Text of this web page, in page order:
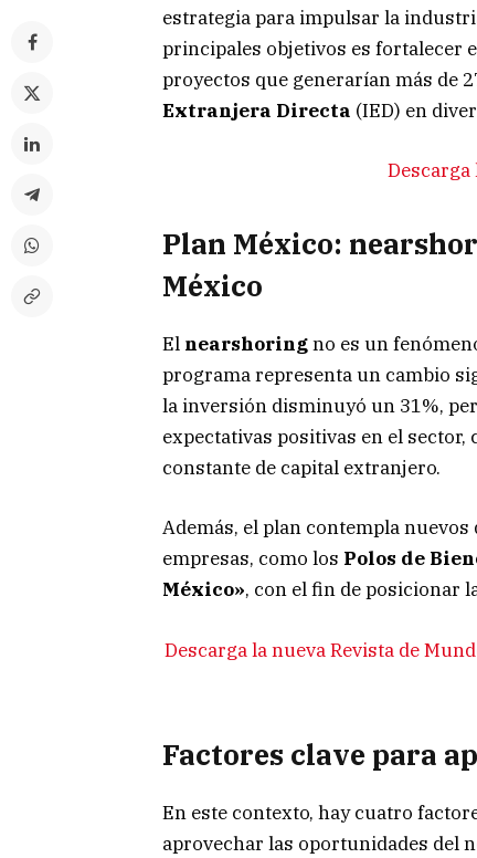
estrategia para impulsar la
principales objetivos es fortalecer
proyectos que generarían más de
Extranjera Directa (IED) en
Plan México:
México
El nearshoringno es un
programa representa un cambio
la inversión disminuyó un 31%,
expectativas positivas en el
constante de capital extranjero.
Además, el plan contempla
empresas, como los Polos de
México», con el fin de posicionar
Descarga la nueva Revista de
Factores clave para
En este contexto, hay cuatro
aprovechar las oportunidades del